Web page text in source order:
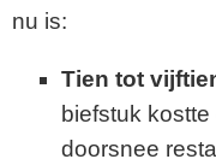
nu is:
Tien tot
biefstuk
doorsnee